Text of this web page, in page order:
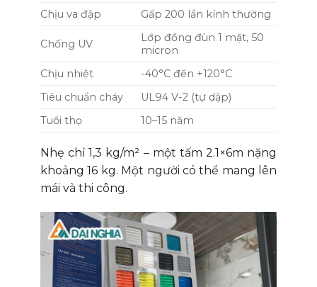
Chịu va đập Gấp 200 lần kính thường
Chống UV
Lớp đồng đùn 1 mặt, 50
micron
Chịu nhiệt
-40°C đến +120°C
Tiêu chuẩn cháy
UL94 V-2 (tự dập)
Tuổi thọ
10–15 năm
Nhẹ chỉ 1,3 kg/m² – một tấm 2.1×6m nặng
khoảng 16 kg. Một người có thể mang lên
mái và thi công.